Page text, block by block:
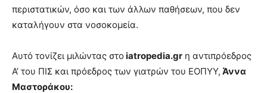
περιστατικών, όσο και των άλλων παθήσεων, που δεν
καταλήγουν στα νοσοκομεία.
Αυτό τονίζει μιλώντας στο iatropedia.gr η αντιπρόεδρος
Α’ του ΠΙΣ και πρόεδρος των γιατρών του ΕΟΠΥΥ, Άννα
Μαστοράκου: